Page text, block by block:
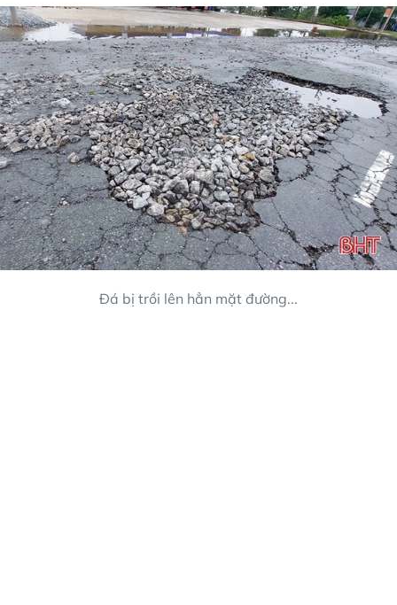
Đá bị trồi lên hẳn mặt đường...